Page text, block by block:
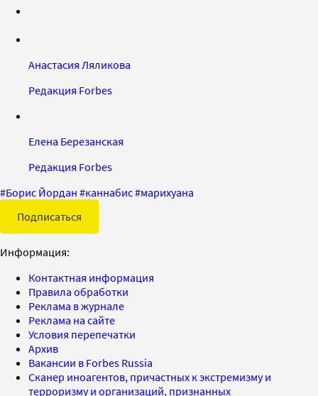
Анастасия Ляликова
Редакция Forbes
Елена Березанская
Редакция Forbes
#Борис Йордан #каннабис#марихуана
Подписаться
Информация:
Контактная информация
Правила обработки
Реклама в журнале
Реклама на сайте
Условия перепечатки
Архив
Вакансии в Forbes Russia
Сканер иноагентов, причастных к экстремизму и
терроризму и организаций, признанных